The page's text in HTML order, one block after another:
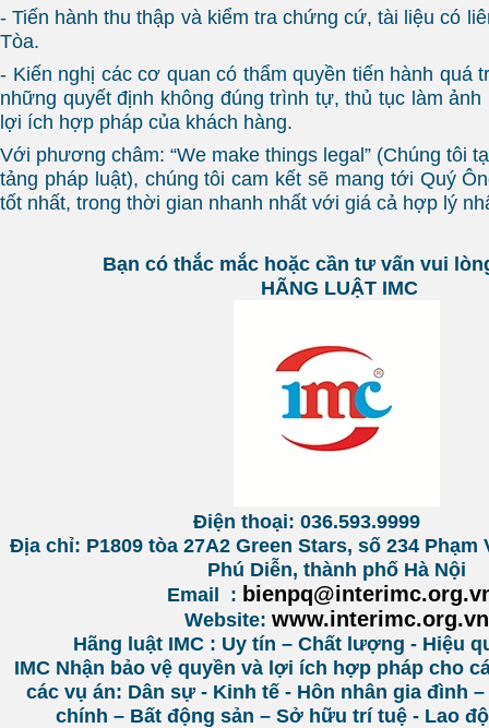
- Tiến hành thu thập và kiểm tra chứng cứ, tài liệu có
Tòa.
- Kiến nghị các cơ quan có thẩm quyền tiến hành quá
những quyết định không đúng trình tự, thủ tục làm
lợi ích hợp pháp của khách hàng.
Với phương châm: “We make things legal” (Chúng tôi
tảng pháp luật), chúng tôi cam kết sẽ mang tới Quý
tốt nhất, trong thời gian nhanh nhất với giá cả hợp lý
Bạn có thắc mắc hoặc cần tư vấn vui
HÃNG LUẬT IMC
Điện thoại: 036.593.9999
Địa chỉ: P1809 tòa 27A2 Green Stars, số 234
Phú Diễn, thành phố Hà Nội
Email :
Website: www.interimc.org.vn
Hãng luật IMC : Uy tín – Chất lượng - Hiệu
IMC Nhận bảo vệ quyền và lợi ích hợp pháp cho
các vụ án: Dân sự - Kinh tế - Hôn nhân gia đình
chính – Bất động sản – Sở hữu trí tuệ - Lao